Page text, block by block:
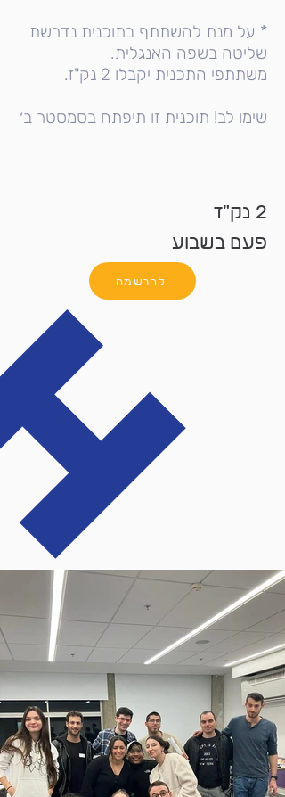
* על מנת להשתתף בתוכנית נדרשת
שליטה בשפה האנגלית.
משתתפי התכנית יקבלו 2 נק"ז.
שימו לב! תוכנית זו תיפתח בסמסטר ב׳
2 נק"ז
פעם בשבוע
להרשמה